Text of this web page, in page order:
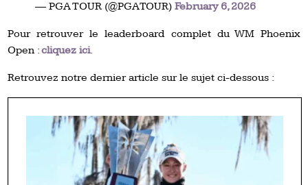
— PGA TOUR (@PGATOUR)February 6, 2026
Pour retrouver le leaderboard complet du WM Phoenix
Open :cliquez ici.
Retrouvez notre dernier article sur le sujet ci-dessous :